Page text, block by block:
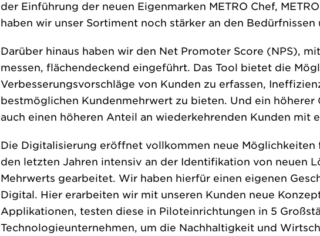
der Einführung der neuen Eigenmarken METRO Chef,
haben wir unser Sortiment noch stärker an den
Darüber hinaus haben wir den Net Promoter Score (NPS),
messen, flächendeckend eingeführt. Das Tool bietet die
Verbesserungsvorschläge von Kunden zu erfassen,
bestmöglichen Kundenmehrwert zu bieten. Und ein
auch einen höheren Anteil an wiederkehrenden Kunden mit
Die Digitalisierung eröffnet vollkommen neue Möglichkeiten
den letzten Jahren intensiv an der Identifikation von neuen
Mehrwerts gearbeitet. Wir haben hierfür einen eigenen
Digital. Hier erarbeiten wir mit unseren Kunden neue
Applikationen, testen diese in Piloteinrichtungen in 5
Technologieunternehmen, um die Nachhaltigkeit und